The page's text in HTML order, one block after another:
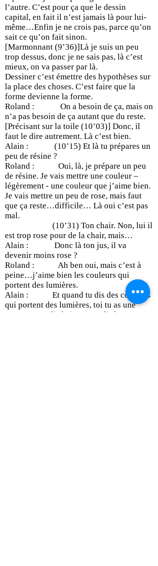
l’autre. C’est pour ça que le dessin
capital, en fait il n’est jamais là pour lui-
même…Enfin je ne crois pas, parce qu’on
sait ce qu’on fait sinon.
[Marmonnant (9’36)]Là je suis un peu
trop dessus, donc je ne sais pas, là c’est
mieux, on va passer par là.
Dessiner c’est émettre des hypothèses sur
la place des choses. C’est faire que la
forme devienne la forme.
Roland : On a besoin de ça, mais on
n’a pas besoin de ça autant que du reste.
[Précisant sur la toile (10’03)] Donc, il
faut le dire autrement. Là c’est bien.
Alain : (10’15) Et là tu prépares un
peu de résine ?
Roland : Oui, là, je prépare un peu
de résine. Je vais mettre une couleur –
légèrement - une couleur que j’aime bien.
Je vais mettre un peu de rose, mais faut
que ça reste…difficile… Là oui c’est pas
mal.
(10’31) Ton chair. Non, lui il
est trop rose pour de la chair, mais…
Alain : Donc là ton jus, il va
devenir moins rose ?
Roland : Ah ben oui, mais c’est à
peine…j’aime bien les couleurs qui
portent des lumières.
Alain : Et quand tu dis des couleurs
qui portent des lumières, toi tu as une
gamme ? Tu dis le jaune, tu dis le rose, tu